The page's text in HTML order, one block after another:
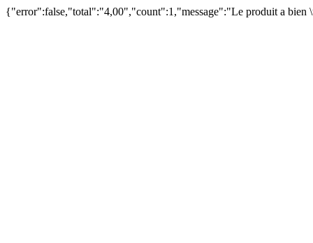
{"error":false,"total":"4,00","count":1,"message":"Le produit a bien